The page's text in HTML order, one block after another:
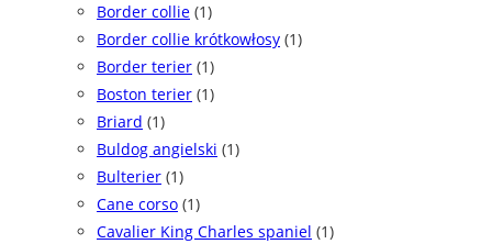
Border collie (1)
Border collie krótkowłosy (1)
Border terier (1)
Boston terier (1)
Briard (1)
Buldog angielski (1)
Bulterier (1)
Cane corso (1)
Cavalier King Charles spaniel (1)